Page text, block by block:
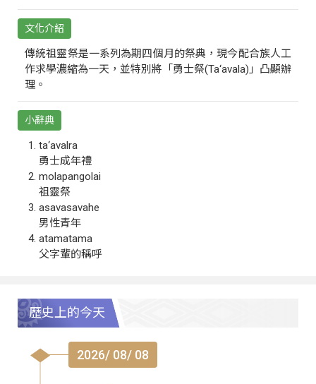
文化介紹
傳統祖靈祭是一系列為期四個月的祭典，現今配合族人工
作求學濃縮為一天，並特別將「勇士祭(Ta‘avala)」凸顯辦
理。
小辭典
ta‘avalra
勇士成年禮
molapangolai
祖靈祭
asavasavahe
男性青年
atamatama
父字輩的稱呼
歷史上的今天
2026/ 08/ 08